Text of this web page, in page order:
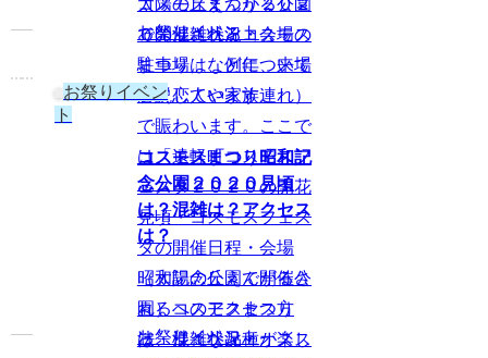
コスモスまつり２０２
０の混雑状況・会場の
駐車場」などについて
解説しています。
太陽の丘えんがる公園
で開催されるコスモス
まつりは、例年、来場
者（恋人や家族連れ）
で賑わいます。ここで
は「遠軽町コスモスフ
ェスタ２０２０の開花
見頃・コスモスフェス
タの開催日程・会場
（太陽の丘えんがる公
園）へのアクセス方
法・混雑状況・オスス
お祭りイベント
お祭りイベン
ト
コスモスまつり昭和記
念公園２０２０見頃
は？混雑は？アクセス
は？
昭和記念公園で開催さ
れるコスモスまつり
は、様々な品種が楽し
お祭りイベント